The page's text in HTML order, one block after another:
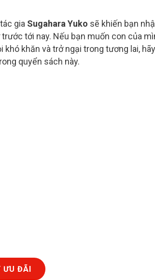
gia Sugahara Yuko sẽ khiến bạn
tới nay. Nếu bạn muốn con của
khăn và trở ngại trong tương lai, hãy
quyển sách này.
ƯU ĐÃI